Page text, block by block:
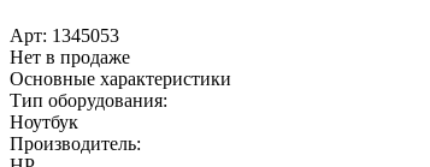
Арт: 1345053
Нет в продаже
Основные характеристики
Тип оборудования:
Ноутбук
Производитель: